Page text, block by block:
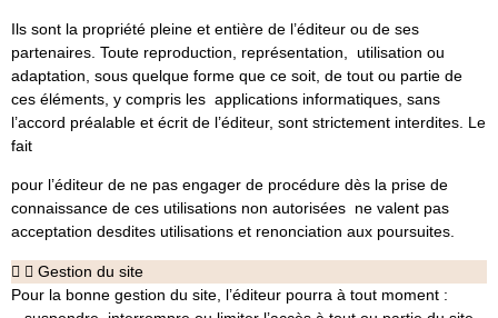
Ils sont la propriété pleine et entière de l’éditeur ou de ses
partenaires. Toute reproduction, représentation, utilisation ou
adaptation, sous quelque forme que ce soit, de tout ou partie de
ces éléments, y compris les applications informatiques, sans
l’accord préalable et écrit de l’éditeur, sont strictement interdites. Le
fait
pour l’éditeur de ne pas engager de procédure dès la prise de
connaissance de ces utilisations non autorisées ne valent pas
acceptation desdites utilisations et renonciation aux poursuites.
Gestion du site
Pour la bonne gestion du site, l’éditeur pourra à tout moment :